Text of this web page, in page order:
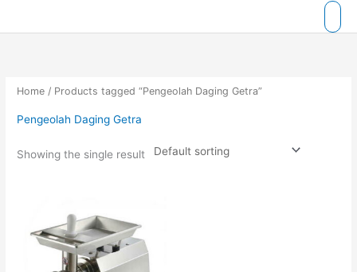
Home / Products tagged “Pengeolah Daging Getra”
Pengeolah Daging Getra
Showing the single result